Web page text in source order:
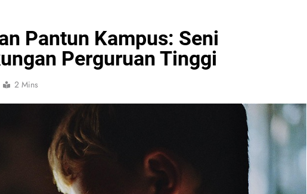
Pantun Kampus: Seni
Perguruan Tinggi
2 Mins